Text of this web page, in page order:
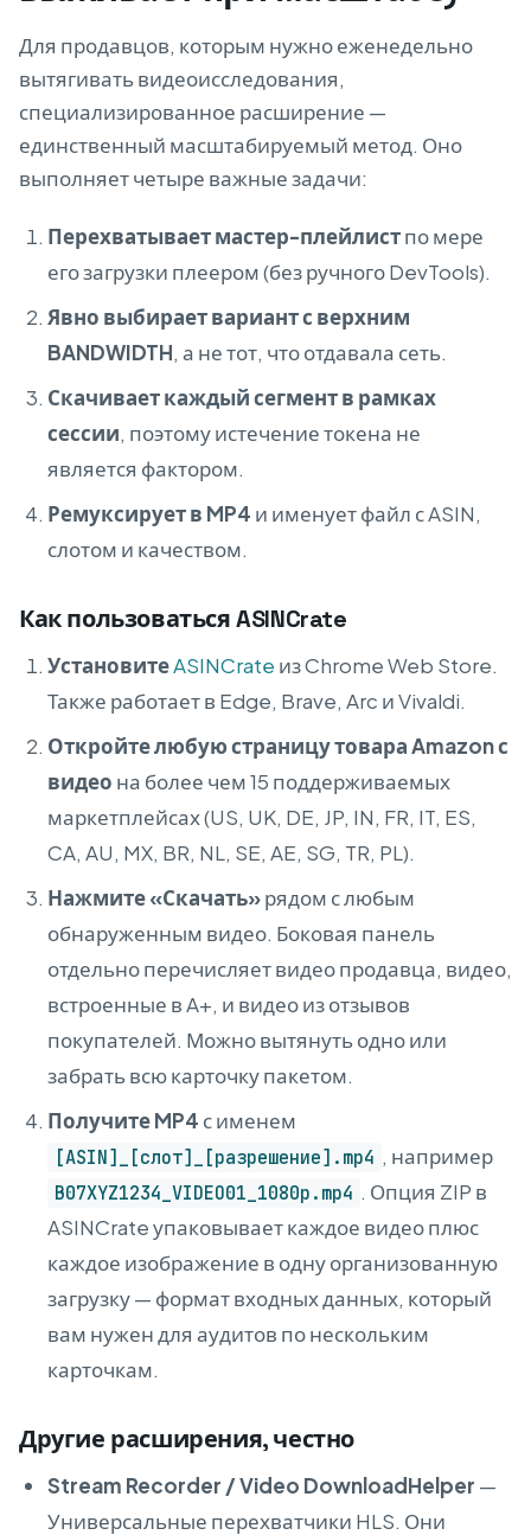
Для продавцов, которым нужно еженедельно
вытягивать видеоисследования,
специализированное расширение —
единственный масштабируемый метод. Оно
выполняет четыре важные задачи:
Перехватывает мастер-плейлистпо мере
его загрузки плеером (без ручного DevTools).
Явно выбирает вариант с верхним
BANDWIDTH, а не тот, что отдавала сеть.
Скачивает каждый сегмент в рамках
сессии, поэтому истечение токена не
является фактором.
Ремуксирует в MP4 и именует файл с ASIN,
слотом и качеством.
Как пользоваться ASINCrate
УстановитеASINCrate из Chrome Web Store.
Также работает в Edge, Brave, Arc и Vivaldi.
Откройте любую страницу товара Amazon с
видео на более чем 15 поддерживаемых
маркетплейсах (US, UK, DE, JP, IN, FR, IT, ES,
CA, AU, MX, BR, NL, SE, AE, SG, TR, PL).
Нажмите «Скачать»рядом с любым
обнаруженным видео. Боковая панель
отдельно перечисляет видео продавца, видео,
встроенные в A+, и видео из отзывов
покупателей. Можно вытянуть одно или
забрать всю карточку пакетом.
Получите MP4 с именем
[ASIN]_[слот]_[разрешение].mp4 , например
B07XYZ1234_VIDEO01_1080p.mp4 . Опция ZIP в
ASINCrate упаковывает каждое видео плюс
каждое изображение в одну организованную
загрузку — формат входных данных, который
вам нужен для аудитов по нескольким
карточкам.
Другие расширения, честно
Stream Recorder / Video DownloadHelper —
Универсальные перехватчики HLS. Они